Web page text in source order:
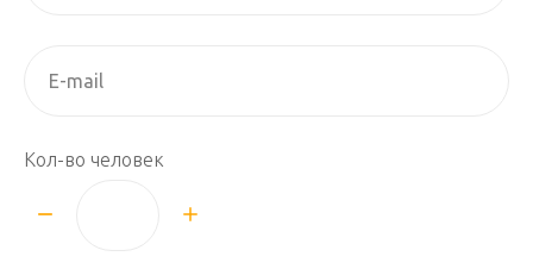
Кол-во человек